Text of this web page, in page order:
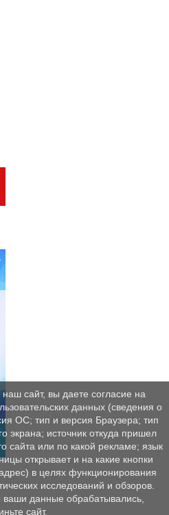
сайт, вы даете согласие на
данных (сведения о
ОС; тип и версия Браузера; тип
экрана; источник откуда пришел
сайта или по какой рекламе; язык
открывает и на какие кнопки
в целях функционирования
исследований и обзоров.
ваши данные обрабатывались,
сайт.